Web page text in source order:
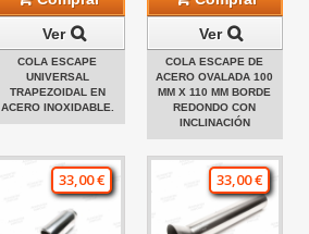
Ver
COLA ESCAPE
UNIVERSAL
TRAPEZOIDAL EN
ACERO INOXIDABLE.
Ver
COLA ESCAPE DE
ACERO OVALADA 100
MM X 110 MM BORDE
REDONDO CON
INCLINACIÓN
33,00 € 33,00 €